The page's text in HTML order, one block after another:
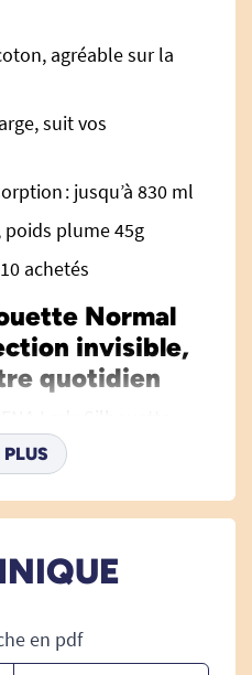
agréable sur la
suit vos
: jusqu’à 830 ml
poids plume 45g
achetés
Normal
invisible,
quotidien
pour offrir aux
fois discrète, efficace
urinaires modérées.
douceur coton
du corps pour une
tout en restant
PLUS
en pdf